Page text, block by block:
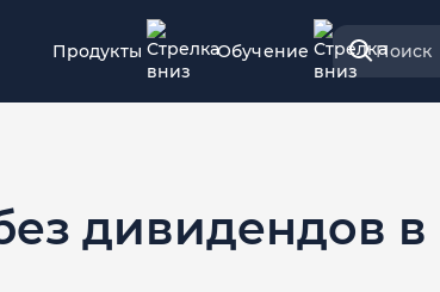
Продукты
Обучение Поиск
дивидендов в